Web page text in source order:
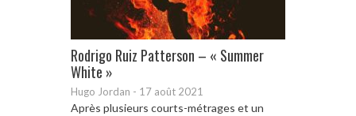
Rodrigo Ruiz Patterson – « Summer
White »
Hugo Jordan - 17 août 2021
Après plusieurs courts-métrages et un